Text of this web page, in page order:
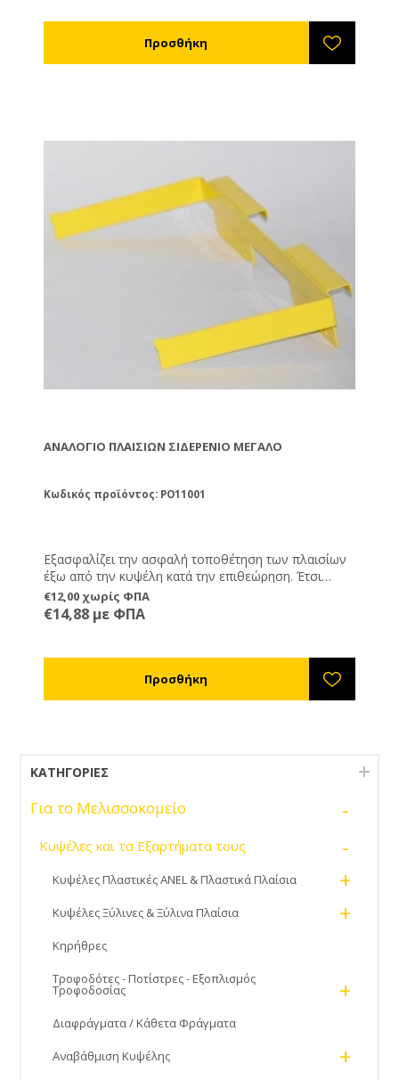
ΑΝΑΛΌΓΙΟ ΠΛΑΙΣΙΩΝ ΣΙΔΕΡΈΝΙΟ ΜΕΓΆΛΟ
Κωδικός προϊόντος: PO11001
Εξασφαλίζει την ασφαλή τοποθέτηση των πλαισίων
έξω από την κυψέλη κατά την επιθεώρηση. Έτσι
μειώνετε τον κίνδυνο θανάτωσης μελισσών άλλα και
βασιλισσών.
€12,00 χωρίς ΦΠΑ
€14,88 με ΦΠΑ
ΚΑΤΗΓΟΡΊΕΣ
Για το Μελισσοκομείο -
Κυψέλες και τα Εξαρτήματα τους -
Κυψέλες Πλαστικές ANEL & Πλαστικά Πλαίσια +
Κυψέλες Ξύλινες & Ξύλινα Πλαίσια +
Κηρήθρες
Τροφοδότες - Ποτίστρες - Εξοπλισμός
Τροφοδοσίας +
Διαφράγματα / Κάθετα Φράγματα
Αναβάθμιση Κυψέλης +